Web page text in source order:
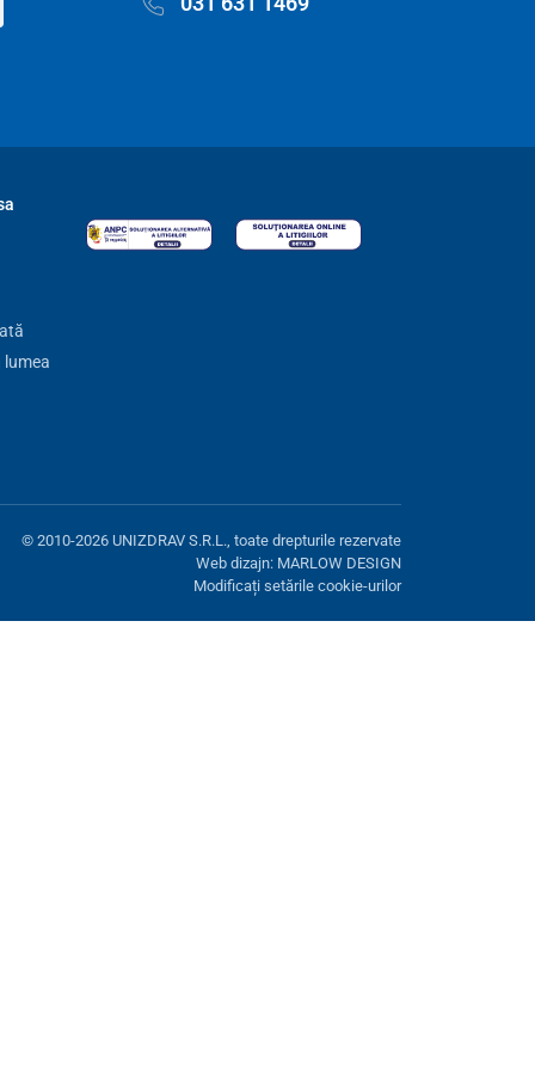
© 2010-2026 UNIZDRAV S.R.L., toate drepturile rezervate
Web dizajn: MARLOW DESIGN
Modificați setările cookie-urilor